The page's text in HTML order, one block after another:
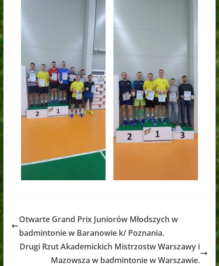
Otwarte Grand Prix Juniorów Młodszych w
badmintonie w Baranowie k/ Poznania.
Drugi Rzut Akademickich Mistrzostw Warszawy i
Mazowsza w badmintonie w Warszawie.